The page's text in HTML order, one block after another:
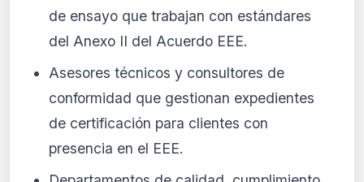
de ensayo que trabajan con estándares
del Anexo II del Acuerdo EEE.
Asesores técnicos y consultores de
conformidad que gestionan expedientes
de certificación para clientes con
presencia en el EEE.